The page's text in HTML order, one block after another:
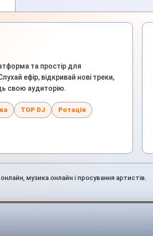
та простір для
ефір, відкривай нові треки,
свою аудиторію.
TOP DJ Ротація
музика онлайн і просування артистів.